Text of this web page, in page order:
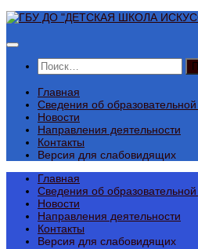
Перейти
содержимому
Найти:
Главная
Сведения об образовательной
Новости
Направления деятельности
Контакты
Версия для слабовидящих
Главная
Сведения об образовательной
Новости
Направления деятельности
Контакты
Версия для слабовидящих